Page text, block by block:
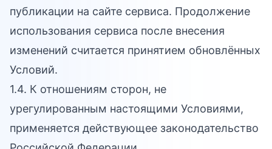
публикации на сайте сервиса. Продолжение
использования сервиса после внесения
изменений считается принятием обновлённых
Условий.
1.4. К отношениям сторон, не
урегулированным настоящими Условиями,
применяется действующее законодательство